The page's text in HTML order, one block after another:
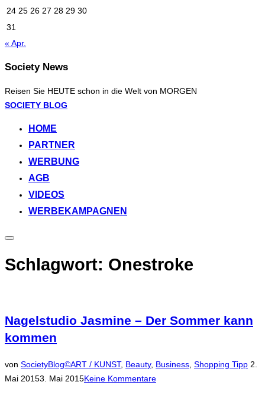
24 25 26 27 28 29 30
31
« Apr.
Society News
Reisen Sie HEUTE schon in die Welt von MORGEN
Zum
springen
SOCIETY BLOG
HOME
PARTNER
WERBUNG
AGB
VIDEOS
WERBEKAMPAGNEN
Seitenleiste
Navigation
umschalten
Schlagwort: Onestroke
Nagelstudio Jasmine – Der Sommer kann
kommen
von SocietyBlog©ART / KUNST, Beauty, Business Shopping Tipp 2.
Mai 20153. Mai 2015Keine Kommentare